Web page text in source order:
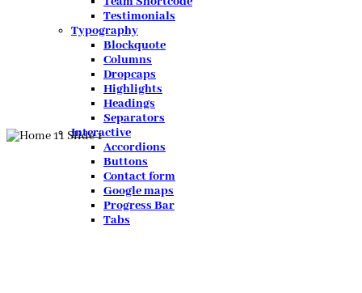
Testimonials
Typography
Blockquote
Columns
Dropcaps
Highlights
Headings
Separators
Interactive
Accordions
Buttons
Contact form
Google maps
Progress Bar
Tabs